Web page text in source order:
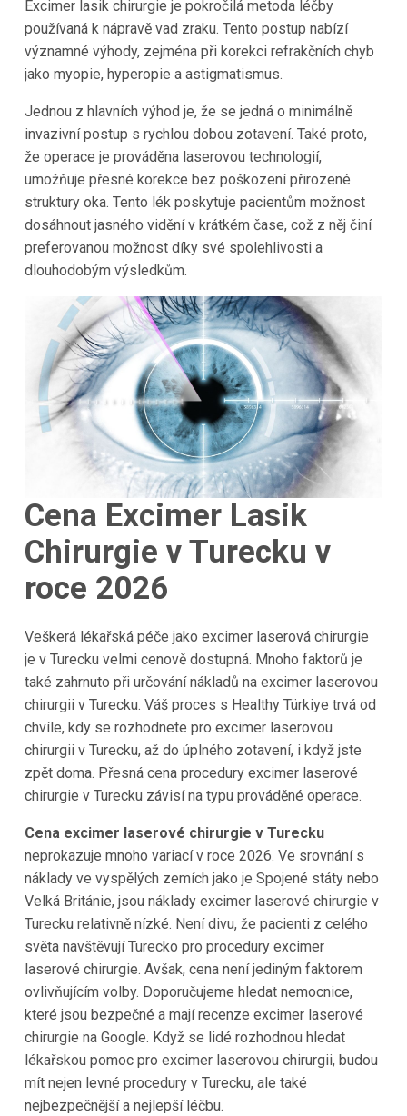
Excimer lasik chirurgie je pokročilá metoda léčby
používaná k nápravě vad zraku. Tento postup nabízí
významné výhody, zejména při korekci refrakčních chyb
jako myopie, hyperopie a astigmatismus.
Jednou z hlavních výhod je, že se jedná o minimálně
invazivní postup s rychlou dobou zotavení. Také proto,
že operace je prováděna laserovou technologií,
umožňuje přesné korekce bez poškození přirozené
struktury oka. Tento lék poskytuje pacientům možnost
dosáhnout jasného vidění v krátkém čase, což z něj činí
preferovanou možnost díky své spolehlivosti a
dlouhodobým výsledkům.
Cena Excimer Lasik
Chirurgie v Turecku v
roce 2026
Veškerá lékařská péče jako excimer laserová chirurgie
je v Turecku velmi cenově dostupná. Mnoho faktorů je
také zahrnuto při určování nákladů na excimer laserovou
chirurgii v Turecku. Váš proces s Healthy Türkiye trvá od
chvíle, kdy se rozhodnete pro excimer laserovou
chirurgii v Turecku, až do úplného zotavení, i když jste
zpět doma. Přesná cena procedury excimer laserové
chirurgie v Turecku závisí na typu prováděné operace.
Cena excimer laserové chirurgie v Turecku
neprokazuje mnoho variací v roce 2026. Ve srovnání s
náklady ve vyspělých zemích jako je Spojené státy nebo
Velká Británie, jsou náklady excimer laserové chirurgie v
Turecku relativně nízké. Není divu, že pacienti z celého
světa navštěvují Turecko pro procedury excimer
laserové chirurgie. Avšak, cena není jediným faktorem
ovlivňujícím volby. Doporučujeme hledat nemocnice,
které jsou bezpečné a mají recenze excimer laserové
chirurgie na Google. Když se lidé rozhodnou hledat
lékařskou pomoc pro excimer laserovou chirurgii, budou
mít nejen levné procedury v Turecku, ale také
nejbezpečnější a nejlepší léčbu.